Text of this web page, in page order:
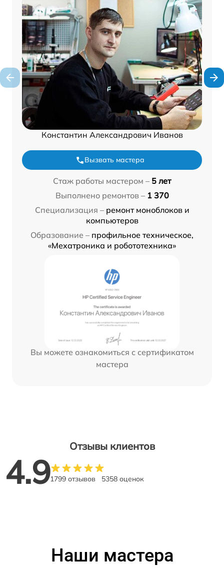
Константин Александрович Иванов
Вызвать мастера
Стаж работы мастером – 5 лет
Выполнено ремонтов – 1 370
Специализация – ремонт моноблоков и
компьютеров
Образование – профильное техническое,
«Мехатроника и робототехника»
Вы можете ознакомиться с сертификатом
мастера
Отзывы клиентов
4.91799 отзывов 5358 оценок
Наши мастера